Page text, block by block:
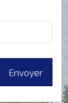
Envoyer